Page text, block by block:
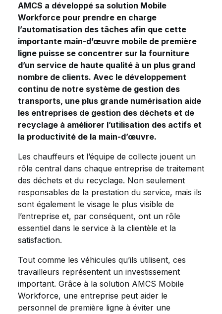
AMCS a développé sa solution Mobile
Workforce pour prendre en charge
l’automatisation des tâches afin que cette
importante main-d’œuvre mobile de première
ligne puisse se concentrer sur la fourniture
d’un service de haute qualité à un plus grand
nombre de clients. Avec le développement
continu de notre système de gestion des
transports, une plus grande numérisation aide
les entreprises de gestion des déchets et de
recyclage à améliorer l’utilisation des actifs et
la productivité de la main-d’œuvre.
Les chauffeurs et l’équipe de collecte jouent un
rôle central dans chaque entreprise de traitement
des déchets et du recyclage. Non seulement
responsables de la prestation du service, mais ils
sont également le visage le plus visible de
l’entreprise et, par conséquent, ont un rôle
essentiel dans le service à la clientèle et la
satisfaction.
Tout comme les véhicules qu’ils utilisent, ces
travailleurs représentent un investissement
important. Grâce à la solution AMCS Mobile
Workforce, une entreprise peut aider le
personnel de première ligne à éviter une